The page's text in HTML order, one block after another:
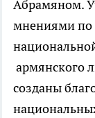
Абрамяном.
мнениями по
армянского
созданы